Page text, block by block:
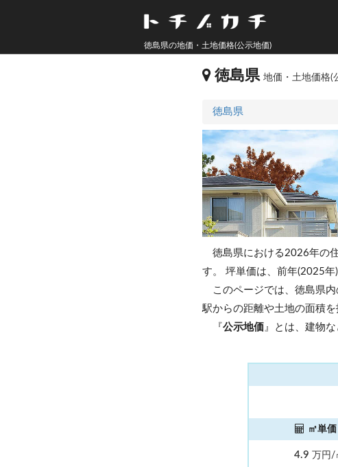
徳島県の地価・土地価格(公示地価)
徳島県地価・土地価格(
徳島県
徳島県における2026年の
す。坪単価は、前年(2025年
このページでは、徳島県内
駅からの距離や土地の面積
『公示地価 』とは、建物
㎡単価
4.9 万円/